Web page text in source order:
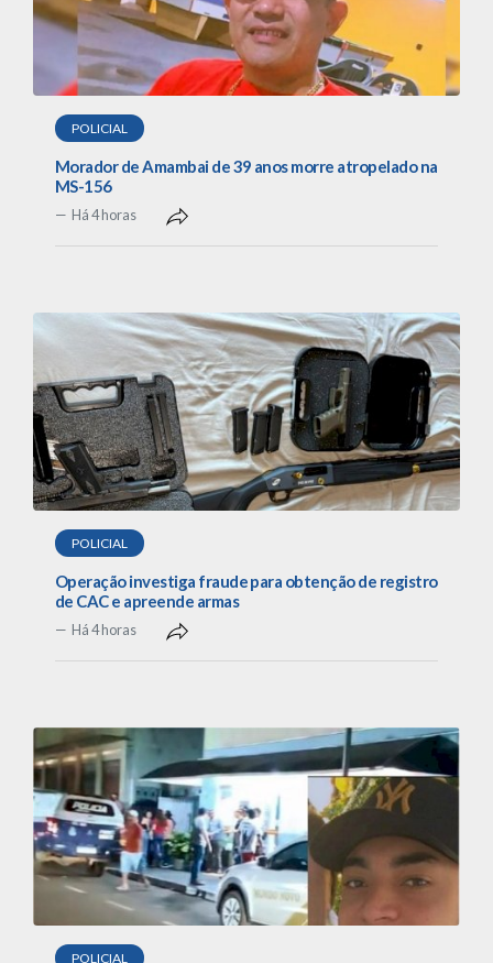
POLICIAL
Morador de Amambai de 39 anos morre atropelado na
MS-156
Há 4 horas
POLICIAL
Operação investiga fraude para obtenção de registro
de CAC e apreende armas
Há 4 horas
POLICIAL